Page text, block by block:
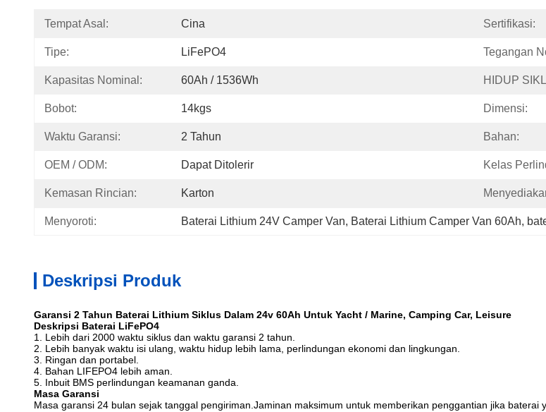
Tempat Asal: Cina Sertifikasi:
Tipe: LiFePO4 Tegangan
Kapasitas Nominal: 60Ah / 1536Wh HIDUP
Bobot: 14kgs Dimensi:
Waktu Garansi: 2 Tahun Bahan:
OEM / ODM: Dapat Ditolerir Kelas
Kemasan Rincian: Karton
Menyoroti: Baterai Lithium 24V Camper Van, Baterai Lithium Camper Van 60Ah,
Deskripsi Produk
Garansi 2 Tahun Baterai Lithium Siklus Dalam 24v 60Ah Untuk Yacht / Marine, Camping Car, Leisure
Deskripsi Baterai LiFePO4
1. Lebih dari 2000 waktu siklus dan waktu garansi 2 tahun.
2. Lebih banyak waktu isi ulang, waktu hidup lebih lama, perlindungan ekonomi dan lingkungan.
3. Ringan dan portabel.
4. Bahan LIFEPO4 lebih aman.
5. Inbuit BMS perlindungan keamanan ganda.
Masa Garansi
Masa garansi 24 bulan sejak tanggal pengiriman.Jaminan maksimum untuk memberikan penggantian jika